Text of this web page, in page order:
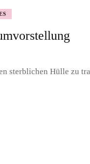
sterblichen Hülle zu